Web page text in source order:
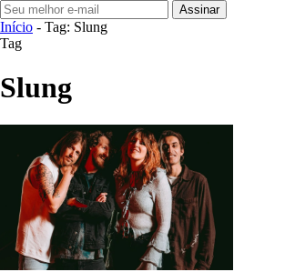
Assinar
Início - Tag: Slung
Tag
Slung